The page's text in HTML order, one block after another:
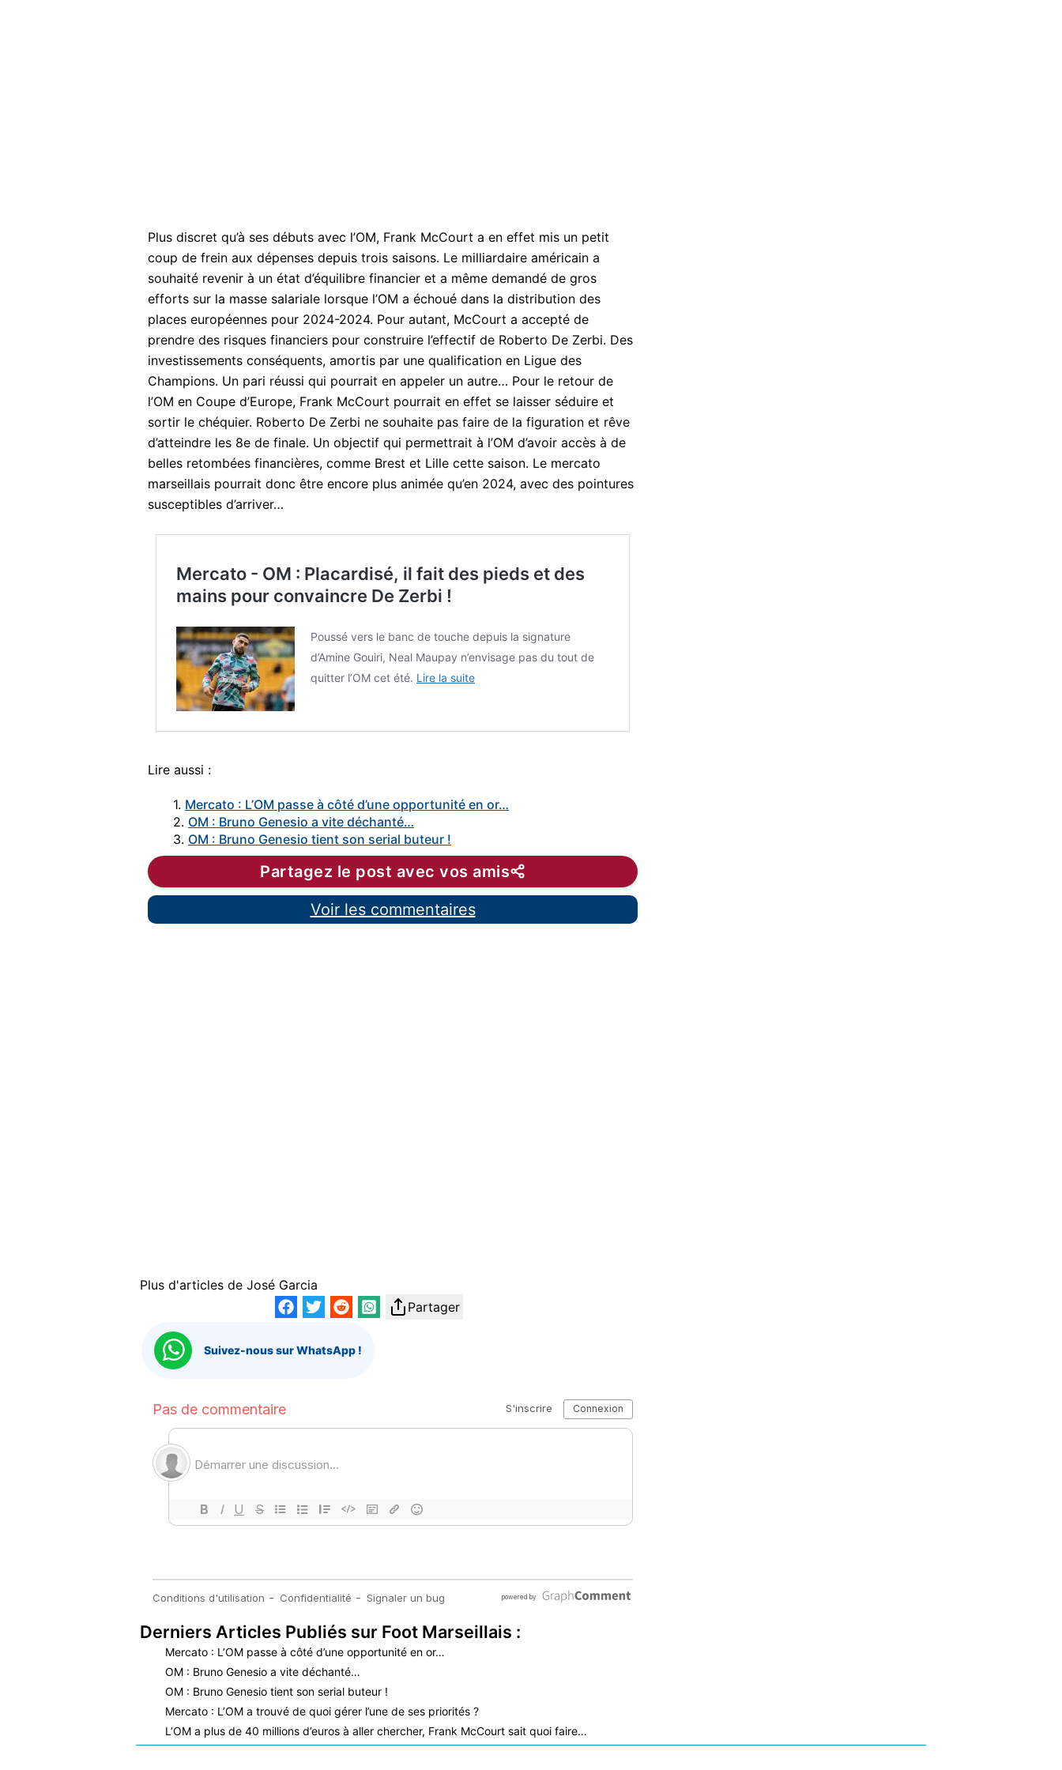
Plus discret qu’à ses débuts avec l’OM, Frank McCourt a en effet mis un petit
coup de frein aux dépenses depuis trois saisons. Le milliardaire américain a
souhaité revenir à un état d’équilibre financier et a même demandé de gros
efforts sur la masse salariale lorsque l’OM a échoué dans la distribution des
places européennes pour 2024-2024. Pour autant, McCourt a accepté de
prendre des risques financiers pour construire l’effectif de Roberto De Zerbi. Des
investissements conséquents, amortis par une qualification en Ligue des
Champions. Un pari réussi qui pourrait en appeler un autre… Pour le retour de
l’OM en Coupe d’Europe, Frank McCourt pourrait en effet se laisser séduire et
sortir le chéquier. Roberto De Zerbi ne souhaite pas faire de la figuration et rêve
d’atteindre les 8e de finale. Un objectif qui permettrait à l’OM d’avoir accès à de
belles retombées financières, comme Brest et Lille cette saison. Le mercato
marseillais pourrait donc être encore plus animée qu’en 2024, avec des pointures
susceptibles d’arriver…
Mercato - OM : Placardisé, il fait des pieds et des
mains pour convaincre De Zerbi !
Poussé vers le banc de touche depuis la signature
d’Amine Gouiri, Neal Maupay n’envisage pas du tout de
quitter l’OM cet été. Lire la suite
Lire aussi :
1. Mercato : L’OM passe à côté d’une opportunité en or…
2. OM : Bruno Genesio a vite déchanté…
3. OM : Bruno Genesio tient son serial buteur !
Partagez le post avec vos amis
Voir les commentaires
Plus d'articles de José Garcia
Partager
Suivez-nous sur WhatsApp !
Derniers Articles Publiés sur Foot Marseillais :
Mercato : L’OM passe à côté d’une opportunité en or…
OM : Bruno Genesio a vite déchanté…
OM : Bruno Genesio tient son serial buteur !
Mercato : L’OM a trouvé de quoi gérer l’une de ses priorités ?
L’OM a plus de 40 millions d’euros à aller chercher, Frank McCourt sait quoi faire…